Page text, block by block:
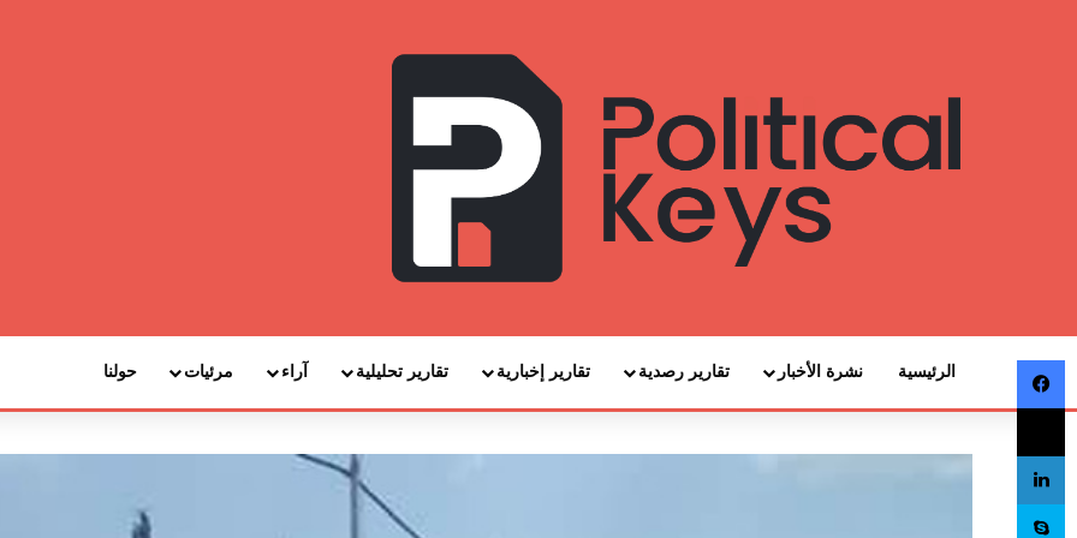
الرئيسية نشرة الأخبار تقارير رصدية تقارير إخبارية تقارير تحليلية آراء مرئيات حولنا
فيسبوك
‫X
لينكدإن
سكايب